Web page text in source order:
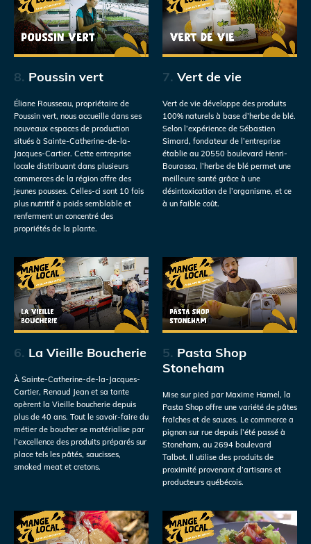
8. Poussin vert
Éliane Rousseau, propriétaire de
Poussin vert, nous accueille dans ses
nouveaux espaces de production
situés à Sainte-Catherine-de-la-
Jacques-Cartier. Cette entreprise
locale distribuant dans plusieurs
commerces de la région offre des
jeunes pousses. Celles-ci sont 10 fois
plus nutritif à poids semblable et
renferment un concentré des
propriétés de la plante.
7. Vert de vie
Vert de vie développe des produits
100% naturels à base d’herbe de blé.
Selon l’expérience de Sébastien
Simard, fondateur de l’entreprise
établie au 20550 boulevard Henri-
Bourassa, l’herbe de blé permet une
meilleure santé grâce à une
désintoxication de l’organisme, et ce
à un faible coût.
6. La Vieille Boucherie
À Sainte-Catherine-de-la-Jacques-
Cartier, Renaud Jean et sa tante
opèrent la Vieille boucherie depuis
plus de 40 ans. Tout le savoir-faire du
métier de boucher se matérialise par
l’excellence des produits préparés sur
place tels les pâtés, saucisses,
smoked meat et cretons.
5. Pasta Shop
Stoneham
Mise sur pied par Maxime Hamel, la
Pasta Shop offre une variété de pâtes
fraîches et de sauces. Le commerce a
pignon sur rue depuis l’été passé à
Stoneham, au 2694 boulevard
Talbot. Il utilise des produits de
proximité provenant d’artisans et
producteurs québécois.